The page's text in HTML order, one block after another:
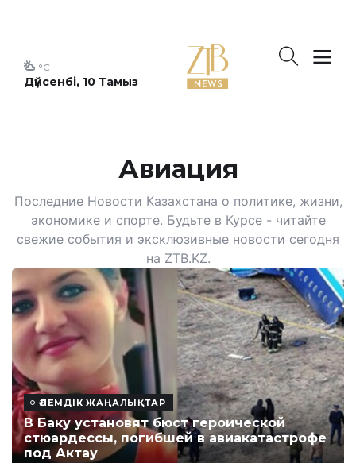
Дүйсенбі, 10 Тамыз
°C
Авиация
Последние Новости Казахстана о политике, жизни,
экономике и спорте. Будьте в Курсе - читайте
свежие события и эксклюзивные новости сегодня
на ZTB.KZ.
ӘЛЕМДІК ЖАҢАЛЫҚТАР
В Баку установят бюст героической
стюардессы, погибшей в авиакатастрофе
под Актау